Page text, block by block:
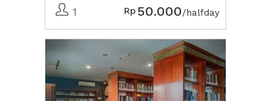
1 Rp 50.000/halfday
Previous